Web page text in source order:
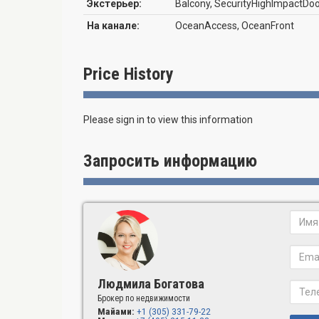
Экстерьер:
Balcony,
На канале:
OceanAccess, OceanFront
Price History
Please sign in to view this information
Запросить информацию
Людмила Богатова
Брокер по недвижимости
Майами: +1 (305) 331-79-22